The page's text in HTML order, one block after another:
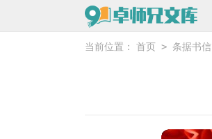
当前位置： 首页 > 条据书信